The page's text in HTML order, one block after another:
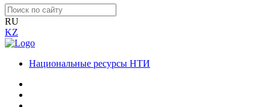
RU
KZ
Национальные ресурсы НТИ